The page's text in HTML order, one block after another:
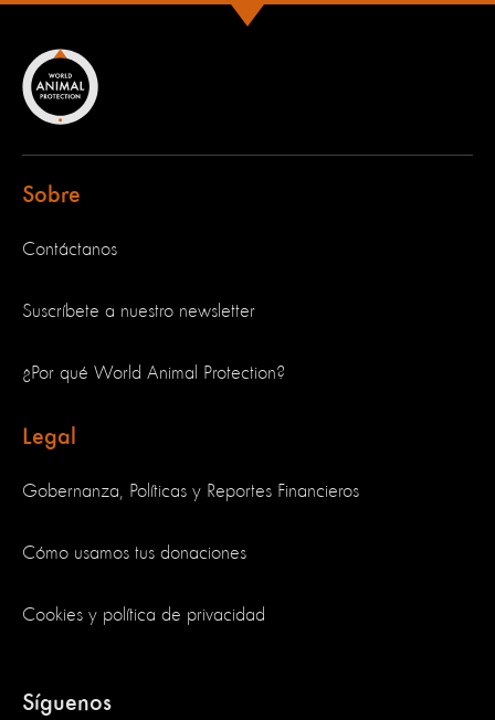
Sobre
Contáctanos
Suscríbete a nuestro newsletter
¿Por qué World Animal Protection?
Legal
Gobernanza, Políticas y Reportes Financieros
Cómo usamos tus donaciones
Cookies y política de privacidad
Síguenos